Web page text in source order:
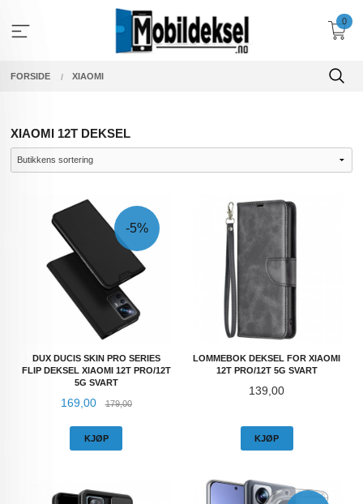
innholdet
0
FORSIDE XIAOMI
XIAOMI 12T DEKSEL
DUX DUCIS SKIN PRO SERIES
FLIP DEKSEL XIAOMI 12T PRO/12T
5G SVART
Tilbud
169,00 179,00Rabatt
-5%
KJØP
LOMMEBOK DEKSEL FOR XIAOMI
12T PRO/12T 5G SVART
Pris
139,00
KJØP